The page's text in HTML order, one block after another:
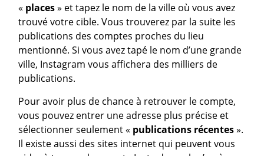
« places» et tapez le nom de la ville où vous avez
trouvé votre cible. Vous trouverez par la suite les
publications des comptes proches du lieu
mentionné. Si vous avez tapé le nom d’une grande
ville, Instagram vous affichera des milliers de
publications.
Pour avoir plus de chance à retrouver le compte,
vous pouvez entrer une adresse plus précise et
sélectionner seulement « publications récentes».
Il existe aussi des sites internet qui peuvent vous